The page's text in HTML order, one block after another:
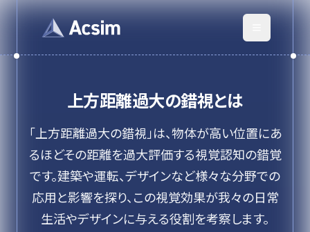
上方距離過大の錯視とは
「上方距離過大の錯視」は、物体が高い位置にあ
るほどその距離を過大評価する視覚認知の錯覚
です。建築や運転、デザインなど様々な分野での
応用と影響を探り、この視覚効果が我々の日常
生活やデザインに与える役割を考察します。